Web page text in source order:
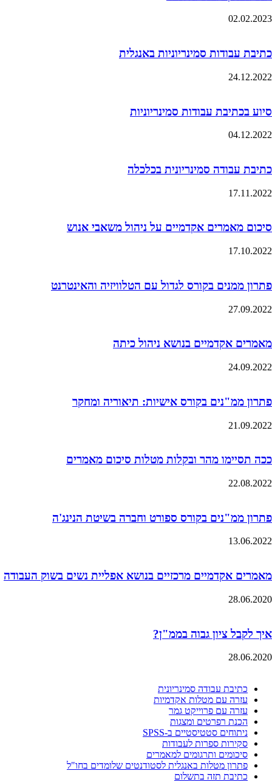
02.02.2023
כתיבת עבודות סמינריוניות באנגלית
24.12.2022
סיוע בכתיבת עבודות סמינריוניות
04.12.2022
כתיבת עבודה סמינריונית בכלכלה
17.11.2022
סיכום מאמרים אקדמיים על ניהול משאבי אנוש
17.10.2022
פתרון ממנים בקורס לגדול עם הטלוויזיה והאינטרנט
27.09.2022
מאמרים אקדמיים בנושא ניהול כיתה
24.09.2022
פתרון ממ"נים בקורס אישיות: תיאוריה ומחקר
21.09.2022
ככה תסיימו מהר ובקלות מטלות סיכום מאמרים
22.08.2022
פתרון ממ"נים בקורס ספורט וחברה בשיטת הנינג'ה
13.06.2022
מאמרים אקדמיים מרכזיים בנושא אפליית נשים בשוק העבודה
28.06.2020
איך לקבל ציון גבוה בממ"ן?
28.06.2020
כתיבת עבודה סמינריונית
עזרה עם מטלות אקדמיות
עזרה עם פרוייקט גמר
הכנת רפרטים ומצגות
ניתוחים סטטיסטיים ב-SPSS
סקירות ספרות לעבודות
סיכומים ותרגומים למאמרים
פתרון מטלות באנגלית לסטודנטים שלומדים בחו"ל
כתיבת תזה בתשלום